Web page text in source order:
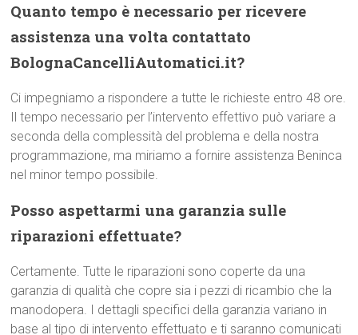
Quanto tempo è necessario per ricevere
assistenza una volta contattato
BolognaCancelliAutomatici.it?
Ci impegniamo a rispondere a tutte le richieste entro 48 ore.
Il tempo necessario per l’intervento effettivo può variare a
seconda della complessità del problema e della nostra
programmazione, ma miriamo a fornire assistenza Beninca
nel minor tempo possibile.
Posso aspettarmi una garanzia sulle
riparazioni effettuate?
Certamente. Tutte le riparazioni sono coperte da una
garanzia di qualità che copre sia i pezzi di ricambio che la
manodopera. I dettagli specifici della garanzia variano in
base al tipo di intervento effettuato e ti saranno comunicati